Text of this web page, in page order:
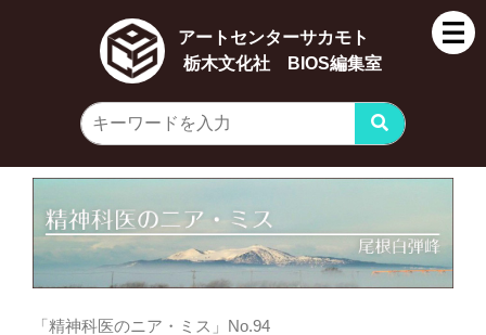
アートセンターサカモト
栃木文化社 BIOS編集室
「精神科医のニア・ミス」No.94